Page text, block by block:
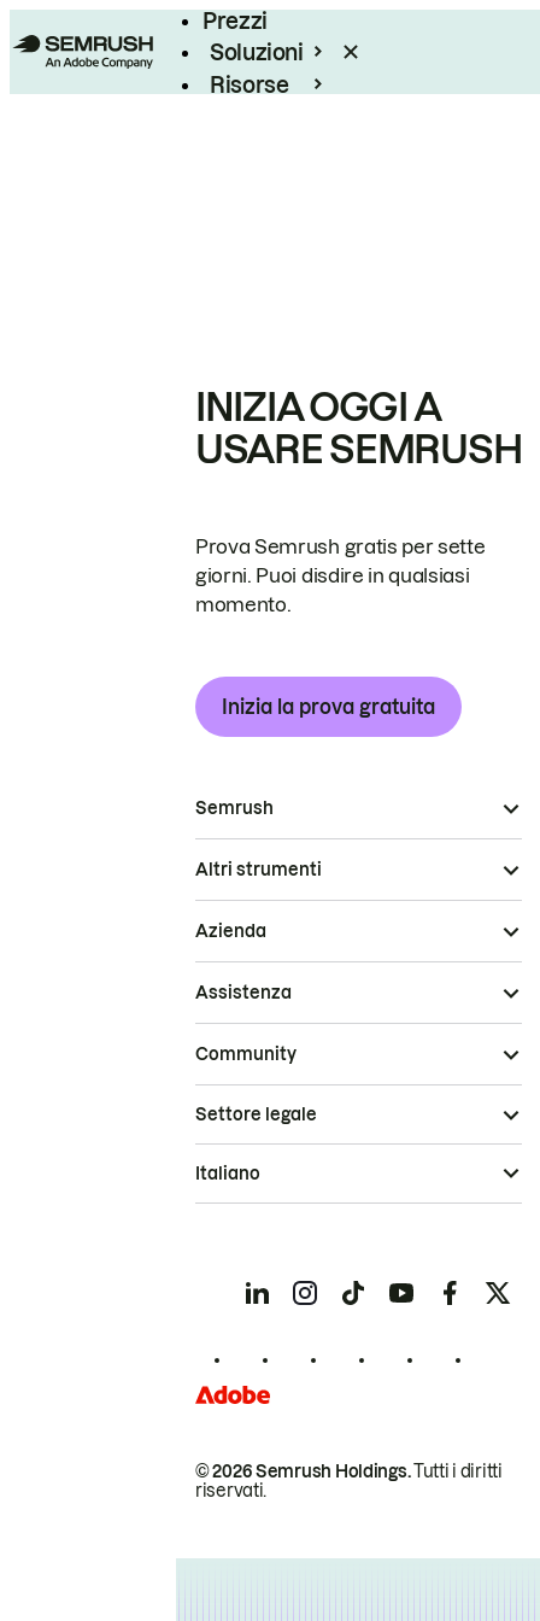
Prezzi
Soluzioni
Risorse
INIZIA OGGI A
USARE SEMRUSH
Prova Semrush gratis per sette
giorni. Puoi disdire in qualsiasi
momento.
Inizia la prova gratuita
Semrush
Altri strumenti
Azienda
Assistenza
Community
© 2026 Semrush Holdings.Tutti i diritti
riservati.
Settore legale
Italiano